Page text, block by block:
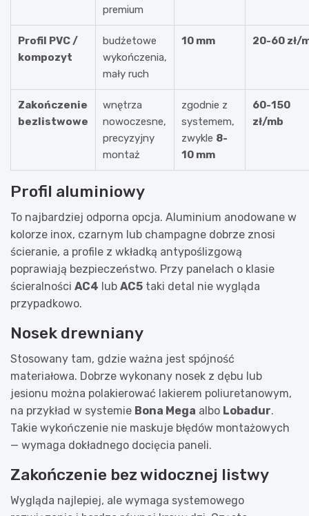
premium
Profil PVC /
kompozyt
budżetowe
wykończenia,
mały ruch
10 mm 20-60 zł/
Zakończenie
bezlistwowe
wnętrza
nowoczesne,
precyzyjny
montaż
zgodnie z
systemem,
zwykle 8-
10 mm
60-150
zł/mb
Profil aluminiowy
To najbardziej odporna opcja. Aluminium anodowane w
kolorze inox, czarnym lub champagne dobrze znosi
ścieranie, a profile z wkładką antypoślizgową
poprawiają bezpieczeństwo. Przy panelach o klasie
ścieralności AC4 lub AC5 taki detal nie wygląda
przypadkowo.
Nosek drewniany
Stosowany tam, gdzie ważna jest spójność
materiałowa. Dobrze wykonany nosek z dębu lub
jesionu można polakierować lakierem poliuretanowym,
na przykład w systemie Bona Mega albo Lobadur.
Takie wykończenie nie maskuje błędów montażowych
— wymaga dokładnego docięcia paneli.
Zakończenie bez widocznej listwy
Wygląda najlepiej, ale wymaga systemowego